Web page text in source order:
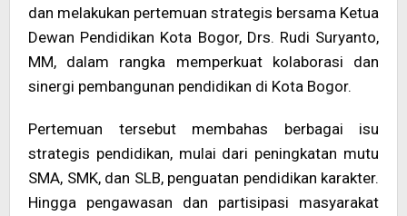
dan melakukan pertemuan strategis bersama Ketua
Dewan Pendidikan Kota Bogor, Drs. Rudi Suryanto,
MM, dalam rangka memperkuat kolaborasi dan
sinergi pembangunan pendidikan di Kota Bogor.
Pertemuan tersebut membahas berbagai isu
strategis pendidikan, mulai dari peningkatan mutu
SMA, SMK, dan SLB, penguatan pendidikan karakter.
Hingga pengawasan dan partisipasi masyarakat